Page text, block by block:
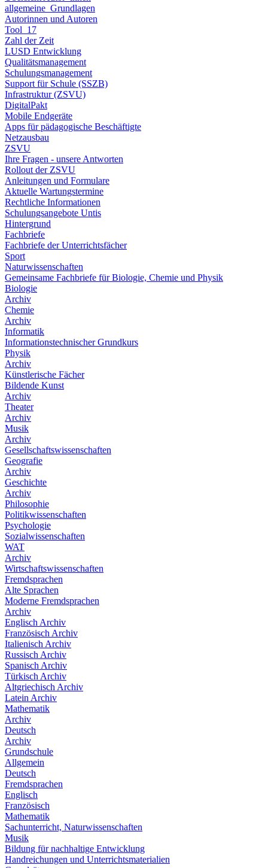
allgemeine_Grundlagen
Autorinnen und Autoren
Tool_17
Zahl der Zeit
LUSD Entwicklung
Qualitätsmanagement
Schulungsmanagement
Support für Schule (SSZB)
Infrastruktur (ZSVU)
DigitalPakt
Mobile Endgeräte
Apps für pädagogische Beschäftigte
Netzausbau
ZSVU
Ihre Fragen - unsere Antworten
Rollout der ZSVU
Anleitungen und Formulare
Aktuelle Wartungstermine
Rechtliche Informationen
Schulungsangebote Untis
Hintergrund
Fachbriefe
Fachbriefe der Unterrichtsfächer
Sport
Naturwissenschaften
Gemeinsame Fachbriefe für Biologie, Chemie und Physik
Biologie
Archiv
Chemie
Archiv
Informatik
Informationstechnischer Grundkurs
Physik
Archiv
Künstlerische Fächer
Bildende Kunst
Archiv
Theater
Archiv
Musik
Archiv
Gesellschaftswissenschaften
Geografie
Archiv
Geschichte
Archiv
Philosophie
Politikwissenschaften
Psychologie
Sozialwissenschaften
WAT
Archiv
Wirtschaftswissenschaften
Fremdsprachen
Alte Sprachen
Moderne Fremdsprachen
Archiv
Englisch Archiv
Französisch Archiv
Italienisch Archiv
Russisch Archiv
Spanisch Archiv
Türkisch Archiv
Altgriechisch Archiv
Latein Archiv
Mathematik
Archiv
Deutsch
Archiv
Grundschule
Allgemein
Deutsch
Fremdsprachen
Englisch
Französisch
Mathematik
Sachunterricht, Naturwissenschaften
Musik
Bildung für nachhaltige Entwicklung
Handreichungen und Unterrichtsmaterialien